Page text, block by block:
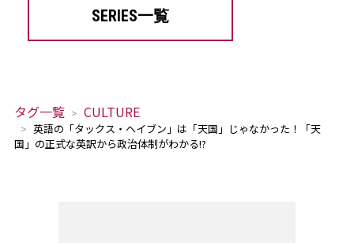
SERIES一覧
タグ一覧 CULTURE
英語の「タックス・ヘイブン」は「天国」じゃなかった！「天
国」の正式な英訳から政治体制がわかる!?